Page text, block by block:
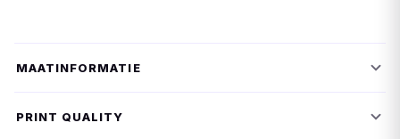
MAATINFORMATIE
PRINT QUALITY